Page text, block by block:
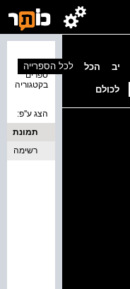
יב הכל
לכולם
ספרים
בקטגוריה
לכל הספרייה
הצג ע''פ:
תמונת
כריכה
רשימה